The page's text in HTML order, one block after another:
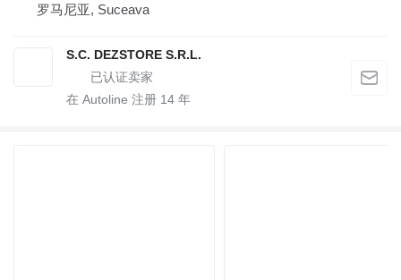
罗马尼亚, Suceava
S.C. DEZSTORE S.R.L.
在 Autoline 注册 14 年